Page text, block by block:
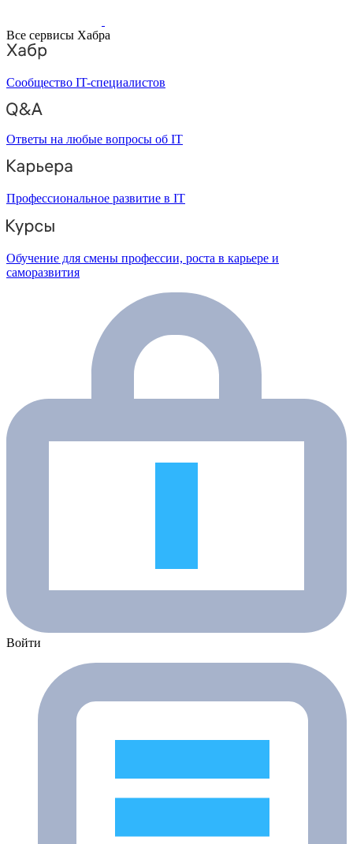
Все сервисы Хабра
Сообщество IT-специалистов
Ответы на любые вопросы об IT
Профессиональное развитие в IT
Обучение для смены профессии, роста в карьере и
саморазвития
Войти